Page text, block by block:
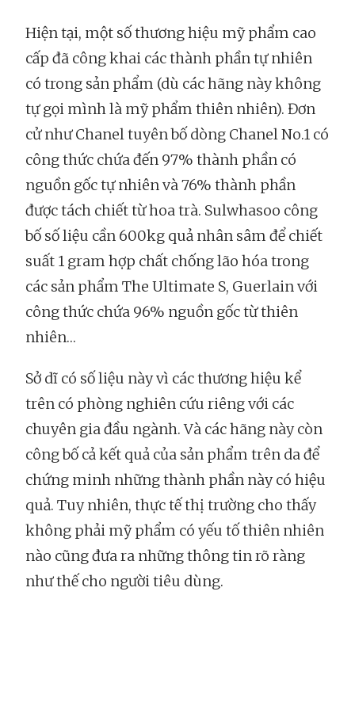
Hiện tại, một số thương hiệu mỹ phẩm cao
cấp đã công khai các thành phần tự nhiên
có trong sản phẩm (dù các hãng này không
tự gọi mình là mỹ phẩm thiên nhiên). Đơn
cử như Chanel tuyên bố dòng Chanel No.1 có
công thức chứa đến 97% thành phần có
nguồn gốc tự nhiên và 76% thành phần
được tách chiết từ hoa trà. Sulwhasoo công
bố số liệu cần 600kg quả nhân sâm để chiết
suất 1 gram hợp chất chống lão hóa trong
các sản phẩm The Ultimate S, Guerlain với
công thức chứa 96% nguồn gốc từ thiên
nhiên…
Sở dĩ có số liệu này vì các thương hiệu kể
trên có phòng nghiên cứu riêng với các
chuyên gia đầu ngành. Và các hãng này còn
công bố cả kết quả của sản phẩm trên da để
chứng minh những thành phần này có hiệu
quả. Tuy nhiên, thực tế thị trường cho thấy
không phải mỹ phẩm có yếu tố thiên nhiên
nào cũng đưa ra những thông tin rõ ràng
như thế cho người tiêu dùng.